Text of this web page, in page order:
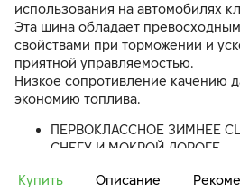
использования на автомобилях
Эта шина обладает
свойствами при торможении и
приятной управляемостью.
Низкое сопротивление качению
экономию топлива.
ПЕРВОКЛАССНОЕ ЗИМНЕЕ
СНЕГУ И МОКРОЙ ДОРОГЕ
ПРОЧНОСТЬ
Купить Описание